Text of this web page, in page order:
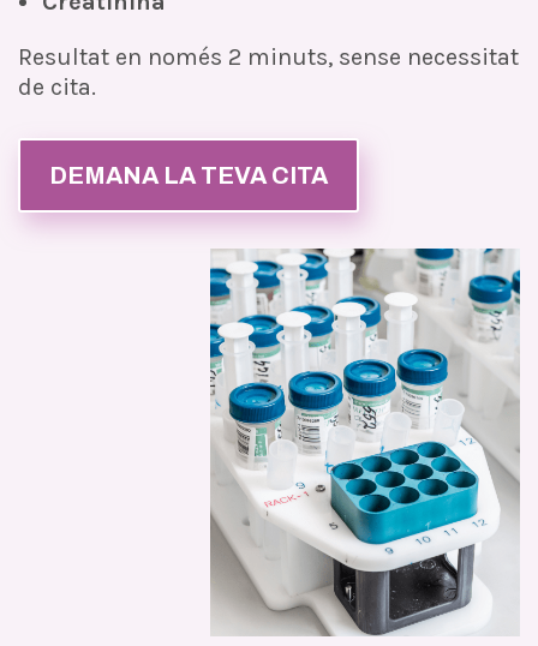
Resultat en només 2 minuts, sense necessitat
de cita.
DEMANA LA TEVA CITA